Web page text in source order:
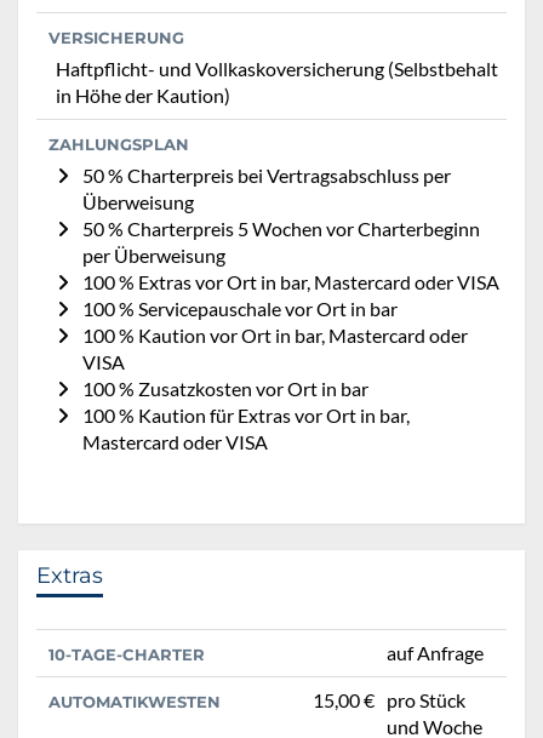
VERSICHERUNG
Haftpflicht- und Vollkaskoversicherung (Selbstbehalt
in Höhe der Kaution)
ZAHLUNGSPLAN
50 % Charterpreis bei Vertragsabschluss per
Überweisung
50 % Charterpreis 5 Wochen vor Charterbeginn
per Überweisung
100 % Extras vor Ort in bar, Mastercard oder VISA
100 % Servicepauschale vor Ort in bar
100 % Kaution vor Ort in bar, Mastercard oder
VISA
100 % Zusatzkosten vor Ort in bar
100 % Kaution für Extras vor Ort in bar,
Mastercard oder VISA
Extras
10-TAGE-CHARTER auf Anfrage
AUTOMATIKWESTEN 15,00 € pro Stück
und Woche